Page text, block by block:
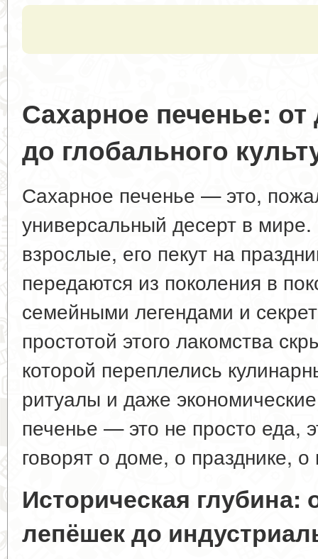
Сахарное печенье:
до глобального
Сахарное печенье — это,
универсальный десерт в
взрослые, его пекут на
передаются из поколения в
семейными легендами и
простотой этого лакомства
которой переплелись
ритуалы и даже
печенье — это не просто еда,
говорят о доме, о празднике,
Историческая глубина:
лепёшек до